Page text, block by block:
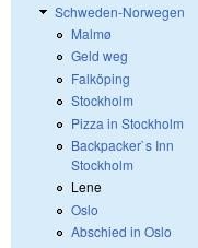
Schweden-Norwegen
Malmø
Geld weg
Falköping
Stockholm
Pizza in Stockholm
Backpacker`s Inn
Stockholm
Lene
Oslo
Abschied in Oslo